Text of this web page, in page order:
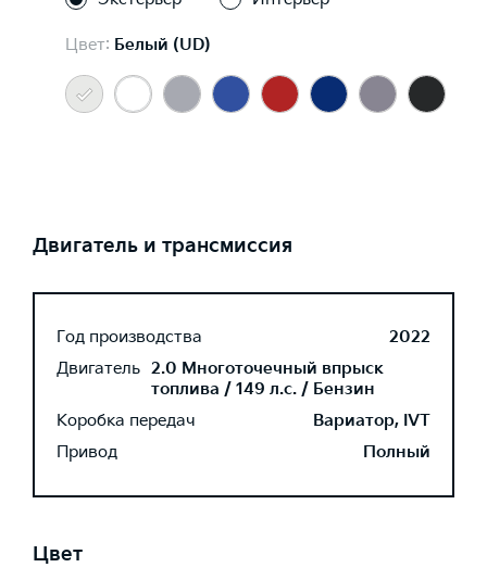
Цвет: Белый (UD)
Двигатель и трансмиссия
Год производства
2022
Двигатель 2.0 Многоточечный впрыск
топлива / 149 л.с. / Бензин
Коробка передач
Вариатор, IVT
Привод
Полный
Цвет